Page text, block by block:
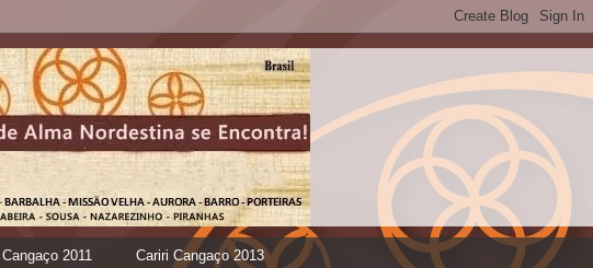
2011 Cariri Cangaço 2013